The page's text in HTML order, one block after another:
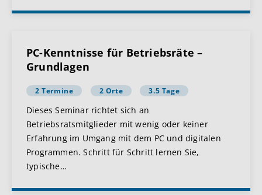
PC-Kenntnisse für Betriebsräte –
Grundlagen
2 Termine 2 Orte 3.5 Tage
Dieses Seminar richtet sich an
Betriebsratsmitglieder mit wenig oder keiner
Erfahrung im Umgang mit dem PC und digitalen
Programmen. Schritt für Schritt lernen Sie,
typische…